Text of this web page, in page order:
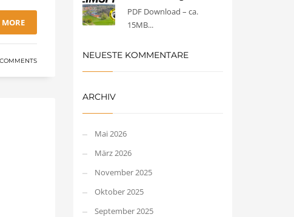
MORE
PDF Download – ca.
15MB...
NEUESTE KOMMENTARE
ARCHIV
Mai 2026
März 2026
November 2025
Oktober 2025
September 2025